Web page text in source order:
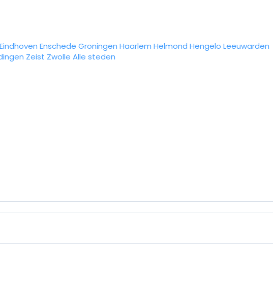
Eindhoven Enschede Groningen Haarlem Helmond Hengelo Leeuwarden
Zeist Zwolle Alle steden